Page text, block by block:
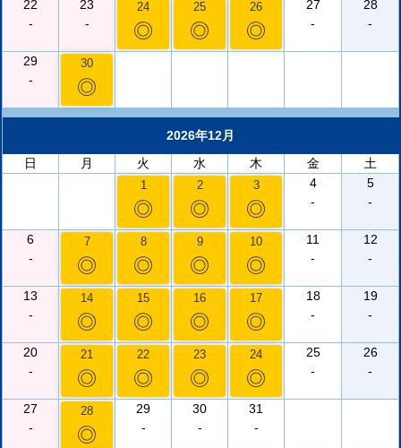
22
-
23
-
24
◎
25
◎
26
◎
27
-
28
-
29
-
30
◎
2026年12月
日
月 火 水 木 金 土
1
◎
2
◎
3
◎
4
-
5
-
6
-
7
◎
8
◎
9
◎
10
◎
11
-
12
-
13
-
14
◎
15
◎
16
◎
17
◎
18
-
19
-
20
-
21
◎
22
◎
23
◎
24
◎
25
-
26
-
27
-
28
◎
29
-
30
-
31
-